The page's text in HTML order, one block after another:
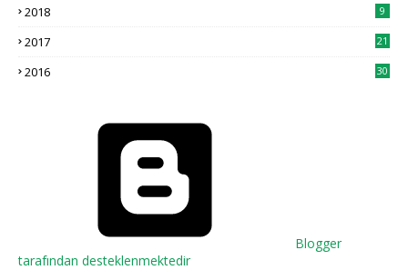
2018 9
2017 21
2016 30
Blogger
tarafından desteklenmektedir